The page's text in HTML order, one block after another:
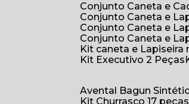
Conjunto Caneta e
Conjunto Caneta e
Conjunto Caneta e
Conjunto Caneta e
Kit caneta e
Kit Executivo 2 Peças
Avental Bagun
Kit Churrasco 17 peças